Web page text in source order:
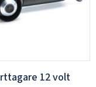
12 volt